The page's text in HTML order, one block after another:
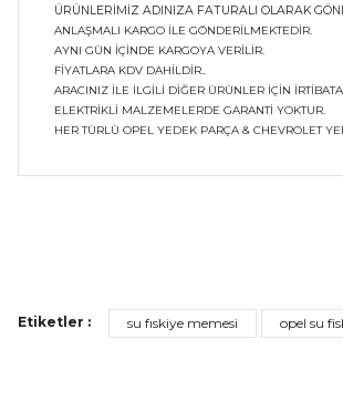
ÜRÜNLERİMİZ ADINIZA FATURALI OLARAK
ANLAŞMALI KARGO İLE
AYNI GÜN İÇİNDE KARGOYA VERİLİR.
FİYATLARA KDV DAHİLDİR..
ARACINIZ İLE İLGİLİ DİĞER ÜRÜNLER İÇİN
ELEKTRİKLİ MALZEMELERDE GARANTİ YOKTUR.
HER TÜRLÜ OPEL YEDEK PARÇA & CHEVROLET
Ürün açıklamasında eksik bilgiler
Etiketler : su fıskiye memesi opel su